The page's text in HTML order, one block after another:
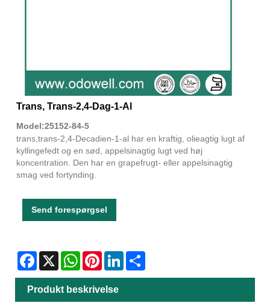
Trans, Trans-2,4-Dag-1-Al
Model:25152-84-5
trans,trans-2,4-Decadien-1-al har en kraftig, olieagtig lugt af
kyllingefedt og en sød, appelsinagtig lugt ved høj
koncentration. Den har en grapefrugt- eller appelsinagtig
smag ved fortynding.
Send forespørgsel
Facebook
X WhatsAppPinterestLinkedIn
Produkt beskrivelse